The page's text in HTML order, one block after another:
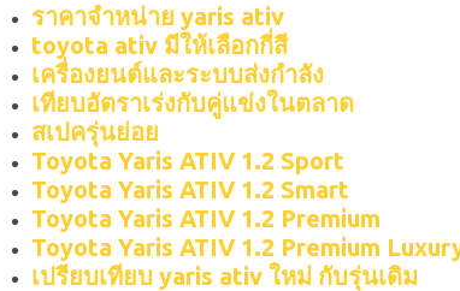
ราคาจำหน่าย yaris ativ
toyota ativ มีให้เลือกกี่สี
เครื่องยนต์และระบบส่งกำลัง
เทียบอัตราเร่งกับคู่แข่งในตลาด
สเปครุ่นย่อย
Toyota Yaris ATIV 1.2 Sport
Toyota Yaris ATIV 1.2 Smart
Toyota Yaris ATIV 1.2 Premium
Toyota Yaris ATIV 1.2 Premium
เปรียบเทียบ yaris ativ ใหม่ กับรุ่นเดิม